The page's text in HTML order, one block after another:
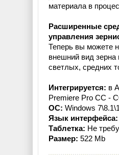
материала в
Расширенные
управления
Теперь вы можете
внешний вид зерна
светлых, средних
Интегрируется: в
Premiere Pro CC -
ОС: Windows
Язык интерфейса:
Таблетка: Не
Размер: 522 Mb